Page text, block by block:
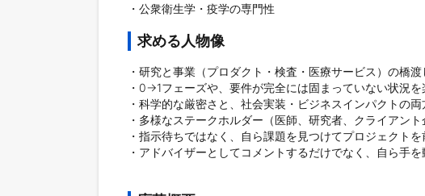
求める人物像
・研究と事業（プロダクト・検査・医療サービス）の橋
・0→1フェーズや、要件が完全には固まっていない状況
・科学的な厳密さと、社会実装・ビジネスインパクトの
・多様なステークホルダー（医師、研究者、クライアン
・指示待ちではなく、自ら課題を見つけてプロジェクト
・アドバイザーとしてコメントするだけでなく、自ら手